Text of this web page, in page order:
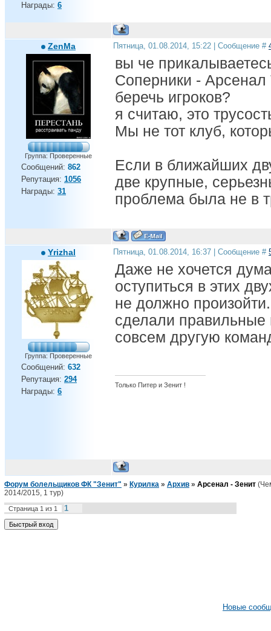
Награды: 6
ZenMa
Группа: Проверенные
Сообщений: 862
Репутация: 1056
Награды: 31
Пятница, 01.08.2014, 15:22 | Сообщение #
вы че
Соперники -
беречь игроков?
я считаю, это
Мы не тот клуб,
Если в ближайших
две крупные,
проблема была не в
Yrizhal
Группа: Проверенные
Сообщений: 632
Репутация: 294
Награды: 6
Пятница, 01.08.2014, 16:37 | Сообщение #
Даже не хочется
оступиться в этих
не должно
сделали
совсем другую
Только Питер и Зенит !
Форум болельщиков ФК "Зенит" » Курилка » Архив » Арсенал - Зенит
2014/2015, 1 тур)
Страница 1 из 1 1
Новые